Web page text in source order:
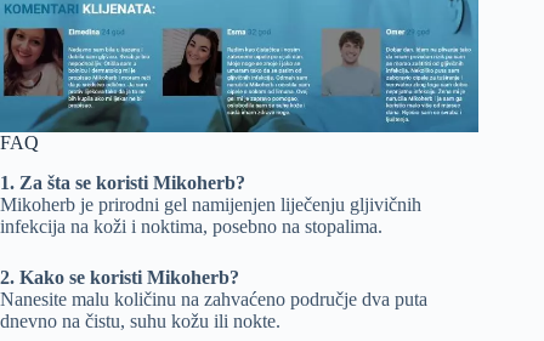
FAQ
1. Za šta se koristi Mikoherb?
Mikoherb je prirodni gel namijenjen liječenju gljivičnih
infekcija na koži i noktima, posebno na stopalima.
2. Kako se koristi Mikoherb?
Nanesite malu količinu na zahvaćeno područje dva puta
dnevno na čistu, suhu kožu ili nokte.